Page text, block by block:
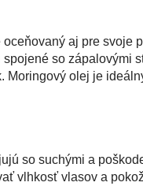
oceňovaný aj pre svoje
so zápalovými
Moringový olej je
so suchými a
vlhkosť vlasov a